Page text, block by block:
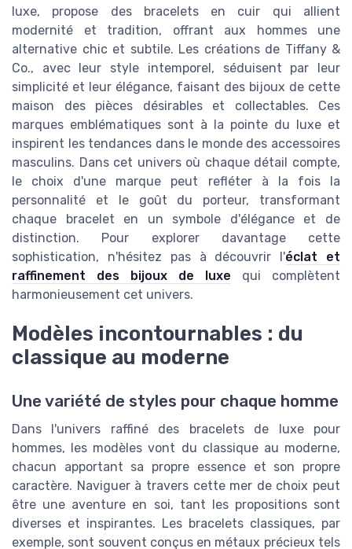
luxe, propose des bracelets en cuir qui allient
modernité et tradition, offrant aux hommes une
alternative chic et subtile. Les créations de Tiffany &
Co., avec leur style intemporel, séduisent par leur
simplicité et leur élégance, faisant des bijoux de cette
maison des pièces désirables et collectables. Ces
marques emblématiques sont à la pointe du luxe et
inspirent les tendances dans le monde des accessoires
masculins. Dans cet univers où chaque détail compte,
le choix d'une marque peut refléter à la fois la
personnalité et le goût du porteur, transformant
chaque bracelet en un symbole d'élégance et de
distinction. Pour explorer davantage cette
sophistication, n'hésitez pas à découvrir l'éclat et
raffinement des bijoux de luxe qui complètent
harmonieusement cet univers.
Modèles incontournables : du
classique au moderne
Une variété de styles pour chaque homme
Dans l'univers raffiné des bracelets de luxe pour
hommes, les modèles vont du classique au moderne,
chacun apportant sa propre essence et son propre
caractère. Naviguer à travers cette mer de choix peut
être une aventure en soi, tant les propositions sont
diverses et inspirantes. Les bracelets classiques, par
exemple, sont souvent conçus en métaux précieux tels